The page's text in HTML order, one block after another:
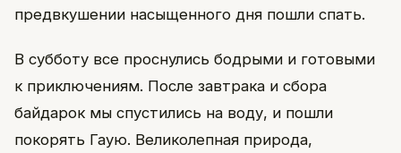
предвкушении насыщенного дня пошли спать.
В субботу все проснулись бодрыми и готовыми
к приключениям. После завтрака и сбора
байдарок мы спустились на воду, и пошли
покорять Гаую. Великолепная природа,